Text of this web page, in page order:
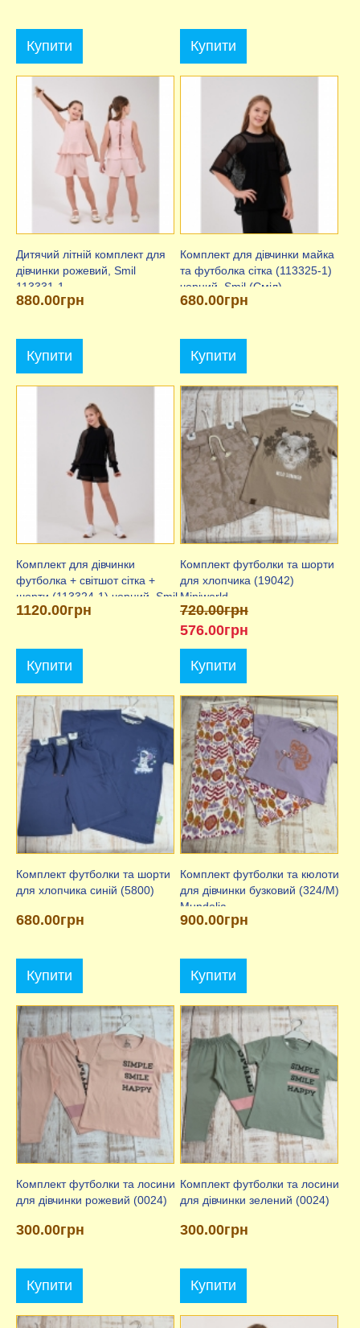
Купити Купити
Дитячий літній комплект для
дівчинки рожевий, Smil
113331-1
880.00грн
Купити
Комплект для дівчинки майка
та футболка сітка (113325-1)
чорний, Smil (Сміл)
680.00грн
Купити
Комплект для дівчинки
футболка + світшот сітка +
шорти (113324-1) чорний, Smil
(Сміл)
1120.00грн
Купити
Комплект футболки та шорти
для хлопчика (19042)
Miniworld
720.00грн
576.00грн
Купити
Комплект футболки та шорти
для хлопчика синій (5800)
680.00грн
Купити
Комплект футболки та кюлоти
для дівчинки бузковий (324/M)
Mundolia
900.00грн
Купити
Комплект футболки та лосини
для дівчинки рожевий (0024)
300.00грн
Купити
Комплект футболки та лосини
для дівчинки зелений (0024)
300.00грн
Купити